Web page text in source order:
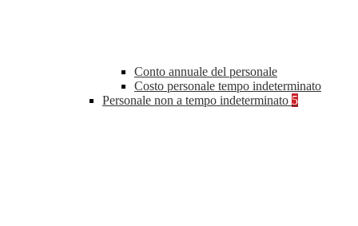
Conto annuale del personale
Costo personale tempo indeterminato
Personale non a tempo indeterminato 5